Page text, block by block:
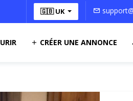
🇬🇧 UK
CRÉER UNE ANNONCE